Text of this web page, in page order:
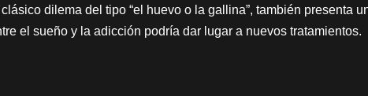
dilema del tipo “el huevo o la gallina”, también presenta
el sueño y la adicción podría dar lugar a nuevos tratamientos.